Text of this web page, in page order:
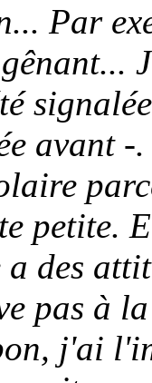
Par
avant
petite.
des
pas à
j'ai